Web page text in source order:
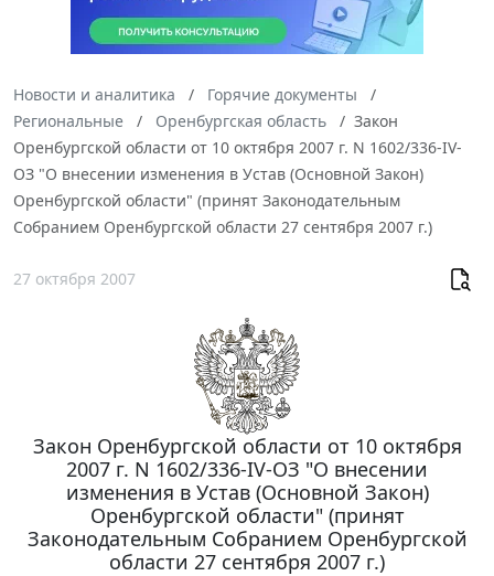
Новости и аналитика
Горячие документы
Региональные
Оренбургская область
Закон
Оренбургской области от 10 октября 2007 г. N 1602/336-IV-
ОЗ "О внесении изменения в Устав (Основной Закон)
Оренбургской области" (принят Законодательным
Собранием Оренбургской области 27 сентября 2007 г.)
27 октября 2007
Закон Оренбургской области от 10 октября
2007 г. N 1602/336-IV-ОЗ "О внесении
изменения в Устав (Основной Закон)
Оренбургской области" (принят
Законодательным Собранием Оренбургской
области 27 сентября 2007 г.)